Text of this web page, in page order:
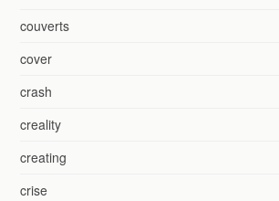
couverts
cover
crash
creality
creating
crise